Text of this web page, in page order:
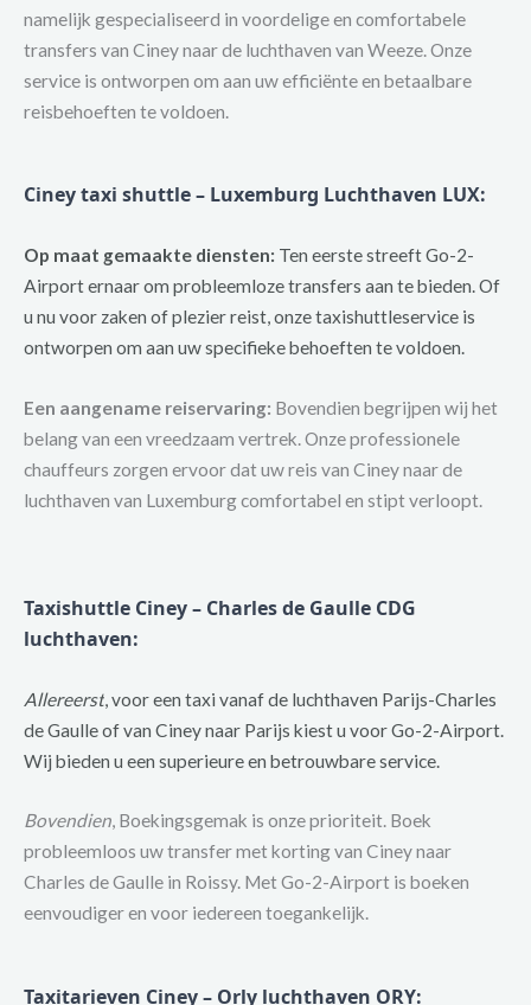
namelijk gespecialiseerd in voordelige en comfortabele
transfers van Ciney naar de luchthaven van Weeze. Onze
service is ontworpen om aan uw efficiënte en betaalbare
reisbehoeften te voldoen.
Ciney taxi shuttle – Luxemburg Luchthaven LUX:
Op maat gemaakte diensten: Ten eerste streeft Go-2-
Airport ernaar om probleemloze transfers aan te bieden. Of
u nu voor zaken of plezier reist, onze taxishuttleservice is
ontworpen om aan uw specifieke behoeften te voldoen.
Een aangename reiservaring: Bovendien begrijpen wij het
belang van een vreedzaam vertrek. Onze professionele
chauffeurs zorgen ervoor dat uw reis van Ciney naar de
luchthaven van Luxemburg comfortabel en stipt verloopt.
Taxishuttle Ciney – Charles de Gaulle CDG
luchthaven:
Allereerst , voor een taxi vanaf de luchthaven Parijs-Charles
de Gaulle of van Ciney naar Parijs kiest u voor Go-2-Airport.
Wij bieden u een superieure en betrouwbare service.
Bovendien, Boekingsgemak is onze prioriteit. Boek
probleemloos uw transfer met korting van Ciney naar
Charles de Gaulle in Roissy. Met Go-2-Airport is boeken
eenvoudiger en voor iedereen toegankelijk.
Taxitarieven Ciney – Orly luchthaven ORY: